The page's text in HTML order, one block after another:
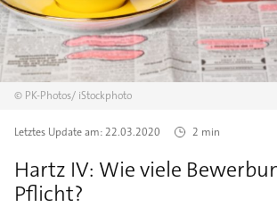
© PK-Photos/ iStockphoto
Letztes Update am:22.03.2020 2 min
Hartz IV: Wie viele
Pflicht?